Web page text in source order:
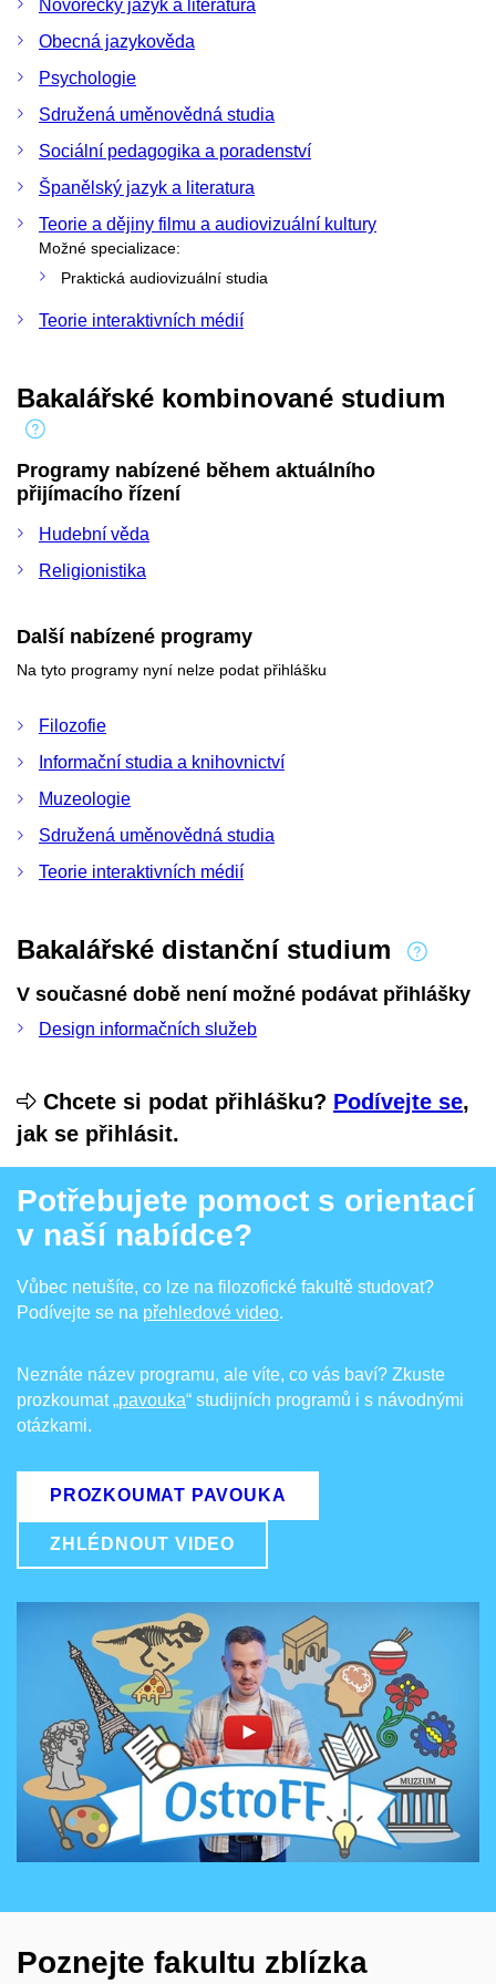
Novořecký jazyk a literatura
Obecná jazykověda
Psychologie
Sdružená uměnovědná studia
Sociální pedagogika a poradenství
Španělský jazyk a literatura
Teorie a dějiny filmu a audiovizuální kultury
Možné specializace:
Praktická audiovizuální studia
Teorie interaktivních médií
Bakalářské kombinované studium
Programy nabízené během aktuálního
přijímacího řízení
Hudební věda
Religionistika
Další nabízené programy
Na tyto programy nyní nelze podat přihlášku
Filozofie
Informační studia a knihovnictví
Muzeologie
Sdružená uměnovědná studia
Teorie interaktivních médií
Bakalářské distanční studium
V současné době není možné podávat přihlášky
Design informačních služeb
Chcete si podat přihlášku? Podívejte se,
jak se přihlásit.
Potřebujete pomoct s orientací
v naší nabídce?
Vůbec netušíte, co lze na filozofické fakultě studovat?
Podívejte se na přehledové video.
Neznáte název programu, ale víte, co vás baví? Zkuste
prozkoumat„pavouka“ studijních programů i s návodnými
otázkami.
PROZKOUMAT PAVOUKA
ZHLÉDNOUT VIDEO
Povolit cookies a přehrát
Otevřít na youtube.com
Poznejte fakultu zblízka